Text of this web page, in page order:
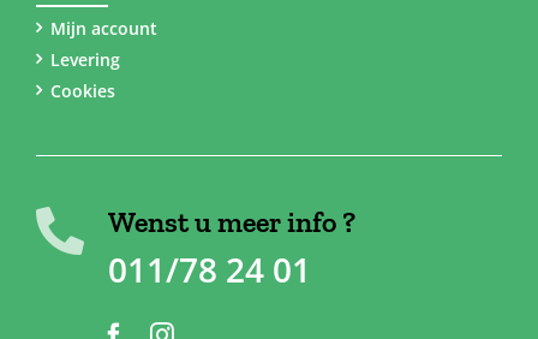
Mijn account
Levering
Cookies
Wenst u meer info ?
011/78 24 01